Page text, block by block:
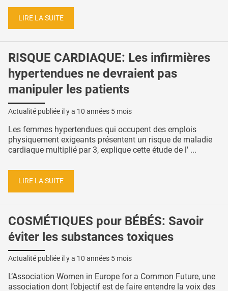
LIRE LA SUITE
RISQUE CARDIAQUE: Les infirmières
hypertendues ne devraient pas
manipuler les patients
Actualité publiée il y a 10 années 5 mois
Les femmes hypertendues qui occupent des emplois
physiquement exigeants présentent un risque de maladie
cardiaque multiplié par 3, explique cette étude de l' ...
LIRE LA SUITE
COSMÉTIQUES pour BÉBÉS: Savoir
éviter les substances toxiques
Actualité publiée il y a 10 années 5 mois
L’Association Women in Europe for a Common Future, une
association dont l’objectif est de faire entendre la voix des